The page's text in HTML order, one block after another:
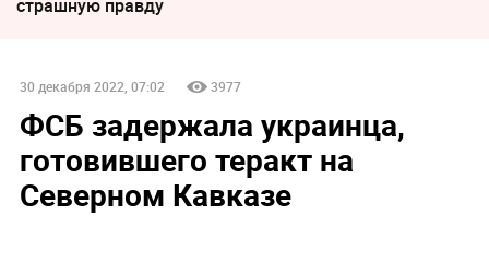
страшную правду
30 декабря 2022, 07:02 3977
ФСБ задержала украинца,
готовившего теракт на
Северном Кавказе